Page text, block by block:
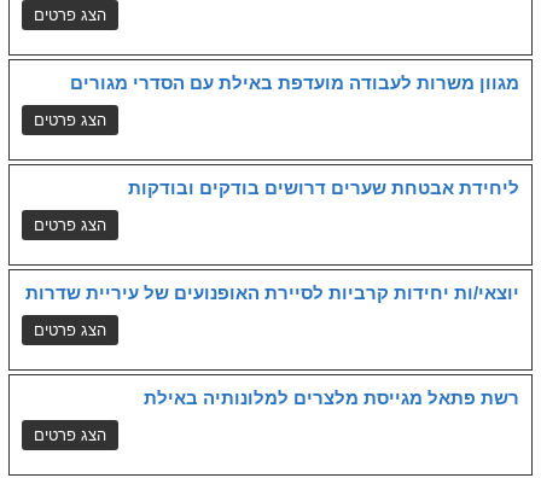
מגוון משרות לעבודה מועדפת באילת עם הסדרי מגורים
ליחידת אבטחת שערים דרושים בודקים ובודקות
יוצאי/ות יחידות קרביות לסיירת האופנועים של עיריית שדרות
רשת פתאל מגייסת מלצרים למלונותיה באילת